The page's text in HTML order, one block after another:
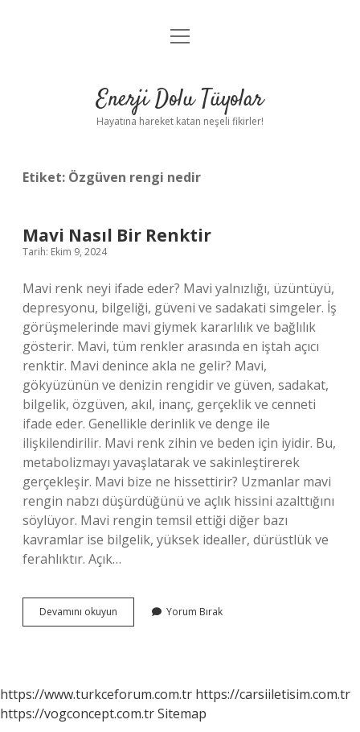
Anasayfa
Yasal Uyarı
menüyü
Enerji Dolu Tüyolar
Hayatına hareket katan neşeli fikirler!
Etiket: Özgüven rengi nedir
Mavi Nasıl Bir Renktir
Tarih: Ekim 9, 2024
Mavi renk neyi ifade eder? Mavi yalnızlığı, üzüntüyü,
depresyonu, bilgeliği, güveni ve sadakati simgeler. İş
görüşmelerinde mavi giymek kararlılık ve bağlılık
gösterir. Mavi, tüm renkler arasında en iştah açıcı
renktir. Mavi denince akla ne gelir? Mavi,
gökyüzünün ve denizin rengidir ve güven, sadakat,
bilgelik, özgüven, akıl, inanç, gerçeklik ve cenneti
ifade eder. Genellikle derinlik ve denge ile
ilişkilendirilir. Mavi renk zihin ve beden için iyidir. Bu,
metabolizmayı yavaşlatarak ve sakinleştirerek
gerçekleşir. Mavi bize ne hissettirir? Uzmanlar mavi
rengin nabzı düşürdüğünü ve açlık hissini azalttığını
söylüyor. Mavi rengin temsil ettiği diğer bazı
kavramlar ise bilgelik, yüksek idealler, dürüstlük ve
ferahlıktır. Açık…
Devamını okuyun
Nasıl
Yorum Bırak
https://www.turkceforum.com.tr https://carsiiletisim.com.tr
https://vogconcept.com.trSitemap